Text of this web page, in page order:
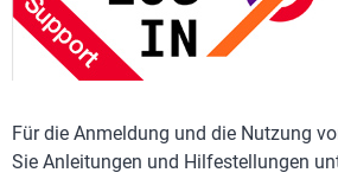
Für die Anmeldung und die Nutzung
Sie Anleitungen und Hilfestellungen